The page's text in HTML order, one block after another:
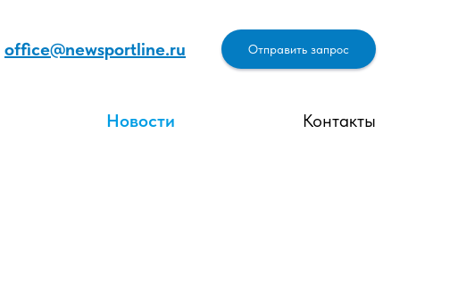
office@newsportline.ru Отправить запрос
Новости Контакты